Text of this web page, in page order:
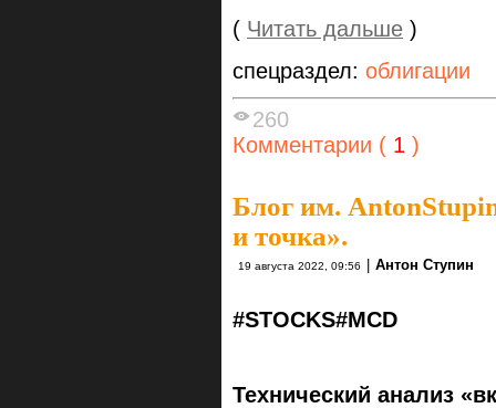
( Читать дальше )
спецраздел: облигации
260
Комментарии ( 1 )
Блог им.
и точка».
19 августа 2022, 09:56 Антон Ступин
#STOCKS#MCD
Технический анализ